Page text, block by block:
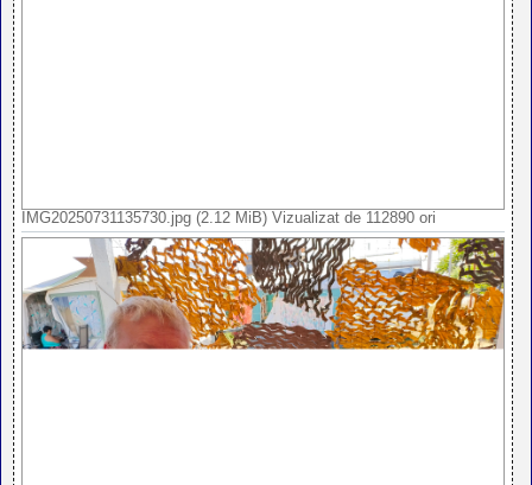
IMG20250731135730.jpg (2.12 MiB) Vizualizat de 112890 ori